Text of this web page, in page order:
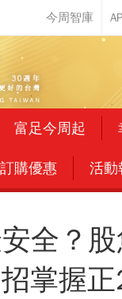
富足今周起
訂購優惠 活動
全？
掌握